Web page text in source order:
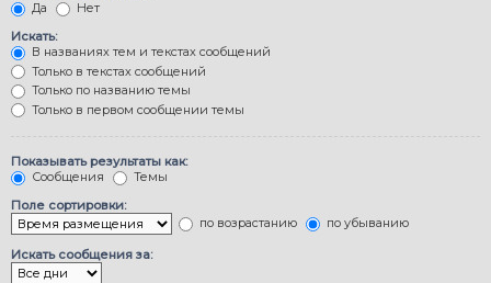
Да
Нет
Искать:
В названиях тем и текстах сообщений
Только в текстах сообщений
Только по названию темы
Только в первом сообщении темы
Показывать результаты как:
Сообщения
Темы
Поле сортировки:
по возрастанию
по убыванию
Искать сообщения за: